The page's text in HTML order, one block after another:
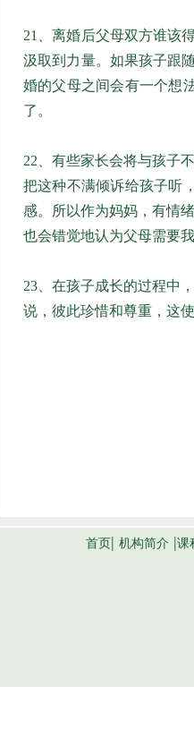
21、离婚后父母双方谁该
汲取到力量。如果孩子跟
婚的父母之间会有一个想
了。
22、有些家长会将与孩子
把这种不满倾诉给孩子听
感。所以作为妈妈，有情
也会错觉地认为父母需要
23、在孩子成长的过程中
说，彼此珍惜和尊重，这